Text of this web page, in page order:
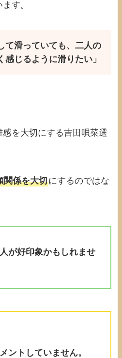
す。
て滑っていても、二人の
感じるように滑りたい」
を大切にする吉田唄菜選
関係を大切にするのではな
が好印象かもしれませ
ントしていません。